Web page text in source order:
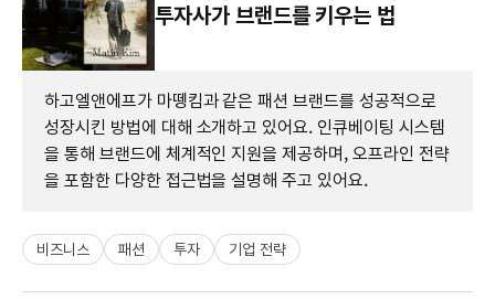
투자사가 브랜드를 키우는 법
하고엘앤에프가 마뗑킴과 같은 패션 브랜드를 성공적으로
성장시킨 방법에 대해 소개하고 있어요. 인큐베이팅 시스템
을 통해 브랜드에 체계적인 지원을 제공하며, 오프라인 전략
을 포함한 다양한 접근법을 설명해 주고 있어요.
비즈니스 패션 투자 기업 전략